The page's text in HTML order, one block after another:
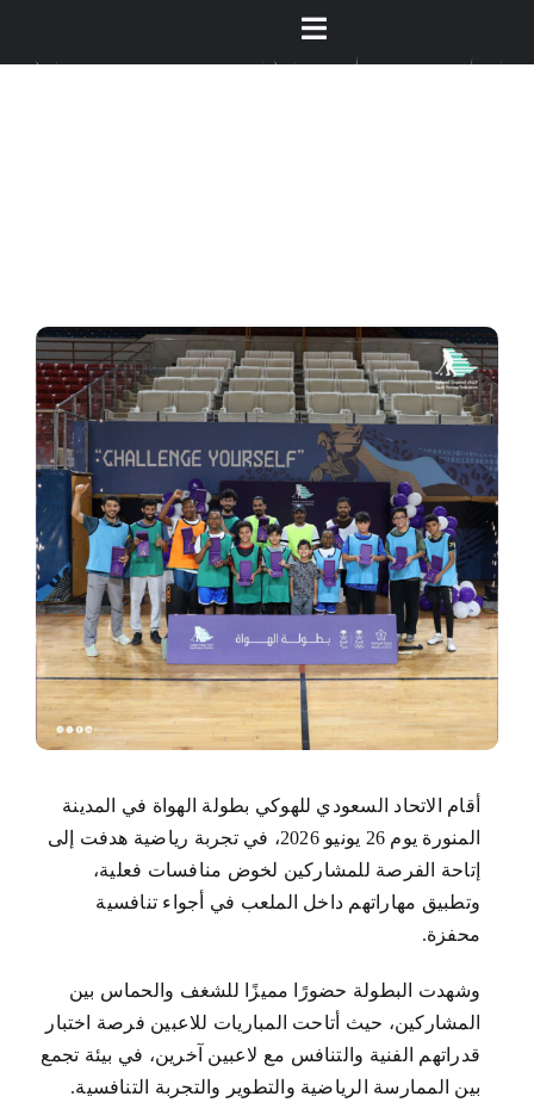
Toggle
المركز الإعلامي
البطولات والاحداث
مراكز التدريب
قدم الأن
إتصل بنا
العربية
أقام الاتحاد السعودي للهوكي بطولة الهواة في المدينة
المنورة يوم 26 يونيو 2026، في تجربة رياضية هدفت إلى
إتاحة الفرصة للمشاركين لخوض منافسات فعلية،
وتطبيق مهاراتهم داخل الملعب في أجواء تنافسية
محفزة.
وشهدت البطولة حضورًا مميزًا للشغف والحماس بين
المشاركين، حيث أتاحت المباريات للاعبين فرصة اختبار
قدراتهم الفنية والتنافس مع لاعبين آخرين، في بيئة تجمع
بين الممارسة الرياضية والتطوير والتجربة التنافسية.